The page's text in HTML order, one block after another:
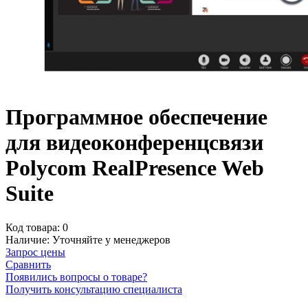
Программное обеспечение
для видеоконференцсвязи
Polycom RealPresence Web
Suite
Код товара: 0
Наличие: Уточняйте у менеджеров
Запрос цены
Сравнить
Появились вопросы о товаре?
Получить консультацию специалиста